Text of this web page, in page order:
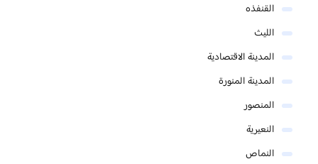
القنفذه
الليث
المدينة الاقتصادية
المدينة المنورة
المنصور
النعيرية
النماص